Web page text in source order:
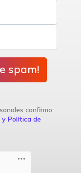
spam!
confirmo
Política de